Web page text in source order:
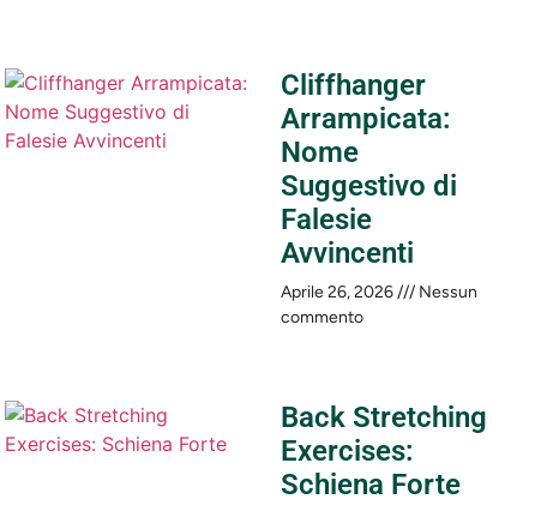
Cliffhanger
Arrampicata:
Nome
Suggestivo di
Falesie
Avvincenti
Aprile 26, 2026
Nessun
commento
Back Stretching
Exercises:
Schiena Forte